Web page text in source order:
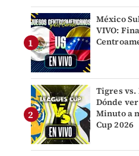
México
VIVO:
Tigres
Dónde
Minuto a
Cup 2026